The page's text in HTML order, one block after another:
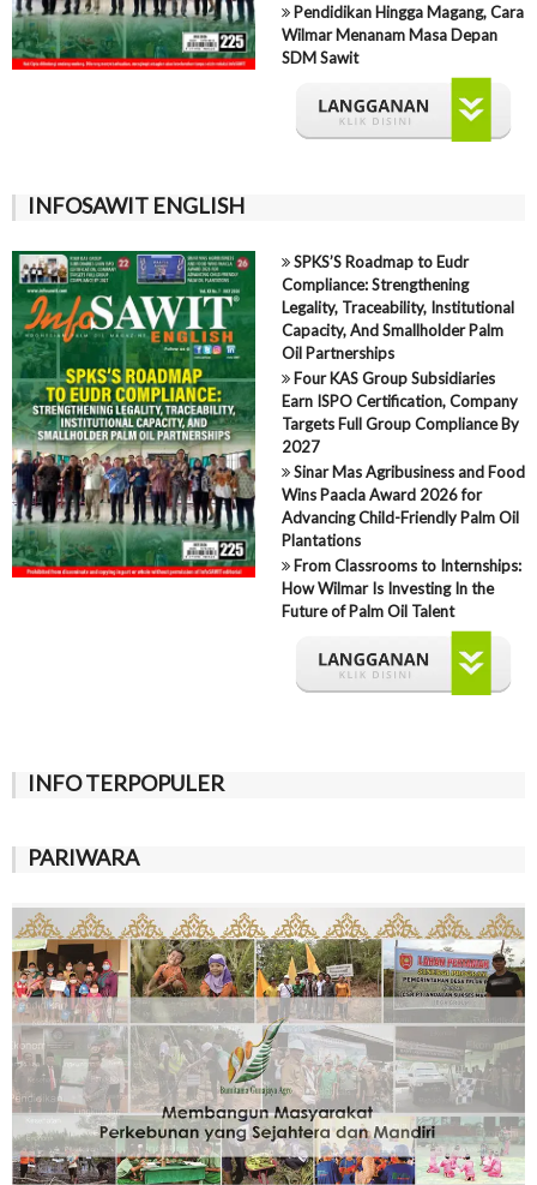
Pendidikan Hingga Magang, Cara
Wilmar Menanam Masa Depan
SDM Sawit
INFOSAWIT ENGLISH
SPKS’S Roadmap to Eudr
Compliance: Strengthening
Legality, Traceability, Institutional
Capacity, And Smallholder Palm
Oil Partnerships
Four KAS Group Subsidiaries
Earn ISPO Certification, Company
Targets Full Group Compliance By
2027
Sinar Mas Agribusiness and Food
Wins Paacla Award 2026 for
Advancing Child-Friendly Palm Oil
Plantations
From Classrooms to Internships:
How Wilmar Is Investing In the
Future of Palm Oil Talent
INFO TERPOPULER
PARIWARA